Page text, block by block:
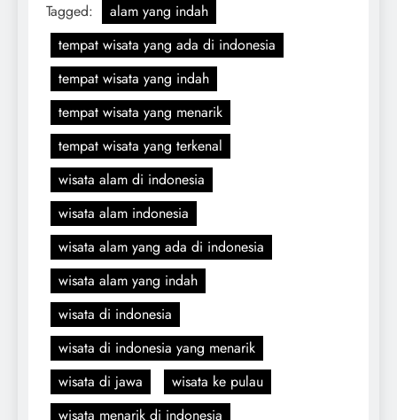
Tagged:
alam yang indah
tempat wisata yang ada di indonesia
tempat wisata yang indah
tempat wisata yang menarik
tempat wisata yang terkenal
wisata alam di indonesia
wisata alam indonesia
wisata alam yang ada di indonesia
wisata alam yang indah
wisata di indonesia
wisata di indonesia yang menarik
wisata di jawa
wisata ke pulau
wisata menarik di indonesia